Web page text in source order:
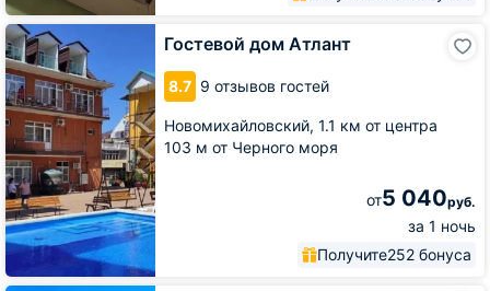
Гостевой дом Атлант
8.7 9 отзывов гостей
Новомихайловский, 1.1 км от центра
103 м от Черного моря
от5 040руб.
за 1 ночь
Получите252 бонуса
Гостевой
дом
Атлант